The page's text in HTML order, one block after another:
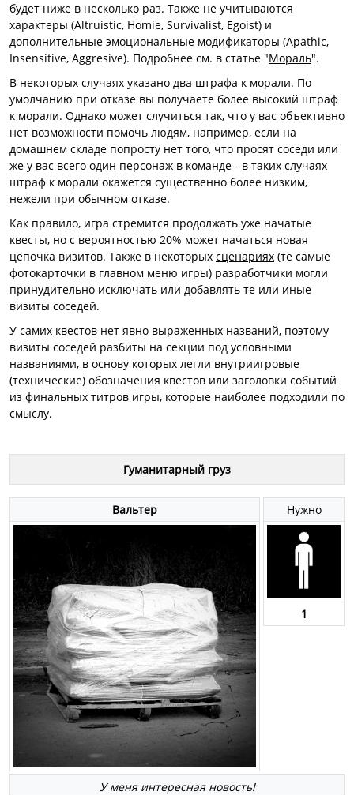
будет ниже в несколько раз. Также не учитываются
характеры (Altruistic, Homie, Survivalist, Egoist) и
дополнительные эмоциональные модификаторы (Apathic,
Insensitive, Aggresive). Подробнее см. в статье "Мораль".
В некоторых случаях указано два штрафа к морали. По
умолчанию при отказе вы получаете более высокий штраф
к морали. Однако может случиться так, что у вас объективно
нет возможности помочь людям, например, если на
домашнем складе попросту нет того, что просят соседи или
же у вас всего один персонаж в команде - в таких случаях
штраф к морали окажется существенно более низким,
нежели при обычном отказе.
Как правило, игра стремится продолжать уже начатые
квесты, но с вероятностью 20% может начаться новая
цепочка визитов. Также в некоторых сценариях (те самые
фотокарточки в главном меню игры) разработчики могли
принудительно исключать или добавлять те или иные
визиты соседей.
У самих квестов нет явно выраженных названий, поэтому
визиты соседей разбиты на секции под условными
названиями, в основу которых легли внутриигровые
(технические) обозначения квестов или заголовки событий
из финальных титров игры, которые наиболее подходили по
смыслу.
Гуманитарный груз
Вальтер
У меня интересная новость!
Нужно
1